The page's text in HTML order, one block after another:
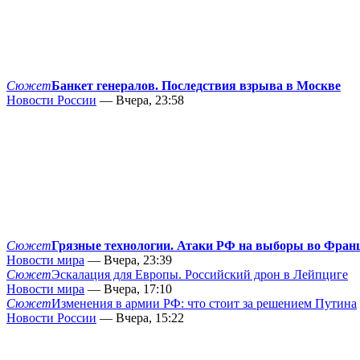
СюжетБанкет генералов. Последствия взрыва в Москве
Новости России — Вчера, 23:58
СюжетГрязные технологии. Атаки РФ на выборы во
Новости мира — Вчера, 23:39
СюжетЭскалация для Европы. Российский дрон в Лейпциге
Новости мира — Вчера, 17:10
СюжетИзменения в армии РФ: что стоит за решением Путина
Новости России — Вчера, 15:22